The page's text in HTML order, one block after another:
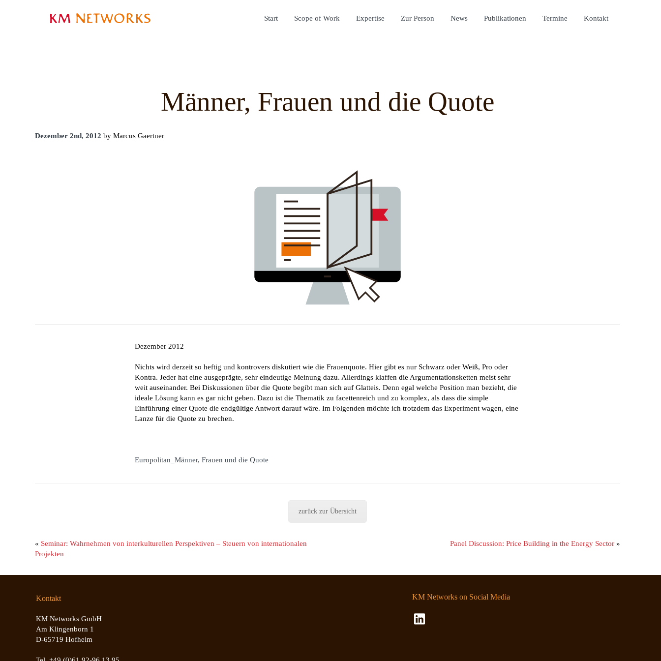
Start Scope of Work Expertise Zur Person News Publikationen Termine Kontakt
Männer, Frauen und die Quote
Dezember 2nd, 2012 by Marcus Gaertner
Dezember 2012
Nichts wird derzeit so heftig und kontrovers diskutiert wie die Frauenquote. Hier gibt es nur Schwarz oder Weiß, Pro oder
Kontra. Jeder hat eine ausgeprägte, sehr eindeutige Meinung dazu. Allerdings klaffen die Argumentationsketten meist sehr
weit auseinander. Bei Diskussionen über die Quote begibt man sich auf Glatteis. Denn egal welche Position man bezieht, die
ideale Lösung kann es gar nicht geben. Dazu ist die Thematik zu facettenreich und zu komplex, als dass die simple
Einführung einer Quote die endgültige Antwort darauf wäre. Im Folgenden möchte ich trotzdem das Experiment wagen, eine
Lanze für die Quote zu brechen.
Europolitan_Männer, Frauen und die Quote
zurück zur Übersicht
Panel Discussion: Price Building in the Energy Sector»
« Seminar: Wahrnehmen von interkulturellen Perspektiven – Steuern von internationalen
Projekten
KM Networks on Social Media
Kontakt
KM Networks GmbH
Am Klingenborn 1
D-65719 Hofheim